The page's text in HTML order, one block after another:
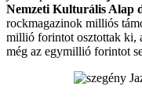
Nemzeti Kulturális Alap
rockmagazinok milliós
millió forintot osztottak ki,
még az egymillió forintot